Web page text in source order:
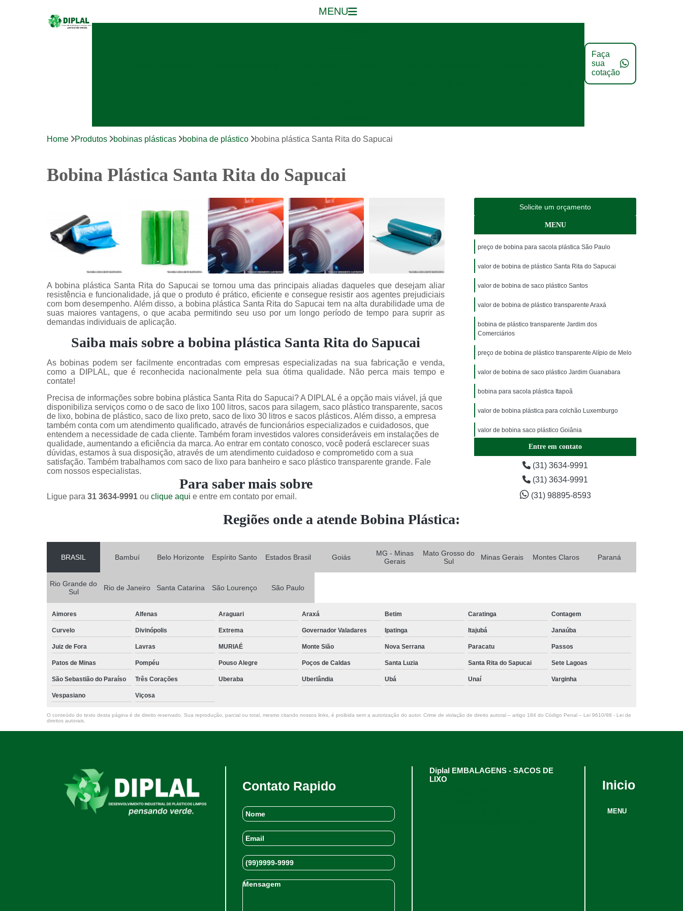
MENU
Faça
sua
cotação
Home Produtos bobinas plásticas bobina de plástico bobina plástica Santa Rita do Sapucai
Bobina Plástica Santa Rita do Sapucai
A bobina plástica Santa Rita do Sapucai se tornou uma das principais aliadas daqueles que desejam aliar
resistência e funcionalidade, já que o produto é prático, eficiente e consegue resistir aos agentes prejudiciais
com bom desempenho. Além disso, a bobina plástica Santa Rita do Sapucai tem na alta durabilidade uma de
suas maiores vantagens, o que acaba permitindo seu uso por um longo período de tempo para suprir as
demandas individuais de aplicação.
Saiba mais sobre a bobina plástica Santa Rita do Sapucai
As bobinas podem ser facilmente encontradas com empresas especializadas na sua fabricação e venda,
como a DIPLAL, que é reconhecida nacionalmente pela sua ótima qualidade. Não perca mais tempo e
contate!
Precisa de informações sobre bobina plástica Santa Rita do Sapucai? A DIPLAL é a opção mais viável, já que
disponibiliza serviços como o de saco de lixo 100 litros, sacos para silagem, saco plástico transparente, sacos
de lixo, bobina de plástico, saco de lixo preto, saco de lixo 30 litros e sacos plásticos. Além disso, a empresa
também conta com um atendimento qualificado, através de funcionários especializados e cuidadosos, que
entendem a necessidade de cada cliente. Também foram investidos valores consideráveis em instalações de
qualidade, aumentando a eficiência da marca. Ao entrar em contato conosco, você poderá esclarecer suas
dúvidas, estamos à sua disposição, através de um atendimento cuidadoso e comprometido com a sua
satisfação. Também trabalhamos com saco de lixo para banheiro e saco plástico transparente grande. Fale
com nossos especialistas.
Para saber mais sobre
Ligue para 31 3634-9991 ou clique aqui e entre em contato por email.
Solicite um orçamento
MENU
preço de bobina para sacola plástica São Paulo
valor de bobina de plástico Santa Rita do Sapucai
valor de bobina de saco plástico Santos
valor de bobina de plástico transparente Araxá
bobina de plástico transparente Jardim dos
Comerciários
preço de bobina de plástico transparente Alípio de Melo
valor de bobina de saco plástico Jardim Guanabara
bobina para sacola plástica Itapoã
valor de bobina plástica para colchão Luxemburgo
valor de bobina saco plástico Goiânia
Entre em contato
(31) 3634-9991
(31) 3634-9991
(31) 98895-8593
Regiões onde a atende Bobina Plástica:
BRASIL Bambuí Belo Horizonte Espírito Santo Estados Brasil Goiás
MG - Minas
Gerais
Mato Grosso do
Sul
Minas Gerais Montes Claros Paraná
Rio Grande do
Sul
Rio de Janeiro Santa Catarina São Lourenço São Paulo
Aimores Alfenas Araguari Araxá Betim Caratinga Contagem
Curvelo Divinópolis Extrema Governador Valadares Ipatinga Itajubá Janaúba
Juiz de Fora Lavras MURIAÉ Monte Sião Nova Serrana Paracatu Passos
Patos de Minas Pompéu Pouso Alegre Poços de Caldas Santa Luzia Santa Rita do Sapucai Sete Lagoas
São Sebastião do Paraíso Três Corações Uberaba Uberlândia Ubá Unaí Varginha
Vespasiano Viçosa
O conteúdo do texto desta página é de direito reservado. Sua reprodução, parcial ou total, mesmo citando nossos links, é proibida sem a autorização do autor. Crime de violação de direito autoral – artigo 184 do Código Penal – Lei 9610/98 - Lei de
direitos autorais
Contato Rapido
Diplal EMBALAGENS - SACOS DE
LIXO
Inicio
MENU